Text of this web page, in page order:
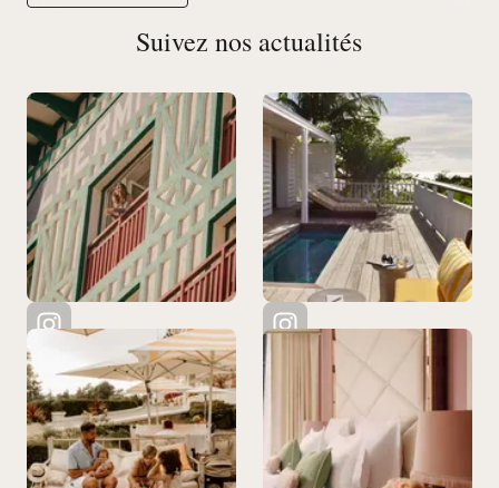
Suivez nos actualités